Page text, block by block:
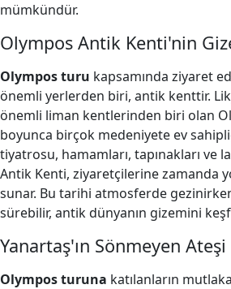
mümkündür.
Olympos Antik Kenti'nin
Olympos turu kapsamında ziyaret
önemli yerlerden biri, antik kenttir.
önemli liman kentlerinden biri olan
boyunca birçok medeniyete ev
tiyatrosu, hamamları, tapınakları ve
Antik Kenti, ziyaretçilerine zamanda
sunar. Bu tarihi atmosferde
sürebilir, antik dünyanın gizemini
Yanartaş'ın Sönmeyen Ateşi
Olympos turuna katılanların